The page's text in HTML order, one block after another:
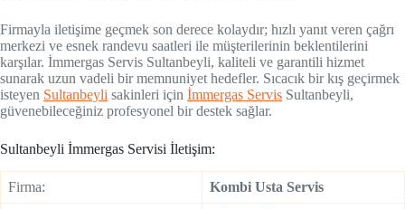
Firmayla iletişime geçmek son derece kolaydır; hızlı yanıt veren çağrı
merkezi ve esnek randevu saatleri ile müşterilerinin beklentilerini
karşılar. İmmergas Servis Sultanbeyli, kaliteli ve garantili hizmet
sunarak uzun vadeli bir memnuniyet hedefler. Sıcacık bir kış geçirmek
isteyen Sultanbeyli sakinleri için İmmergas Servis Sultanbeyli,
güvenebileceğiniz profesyonel bir destek sağlar.
Sultanbeyli İmmergas Servisi İletişim:
Firma: Kombi Usta Servis